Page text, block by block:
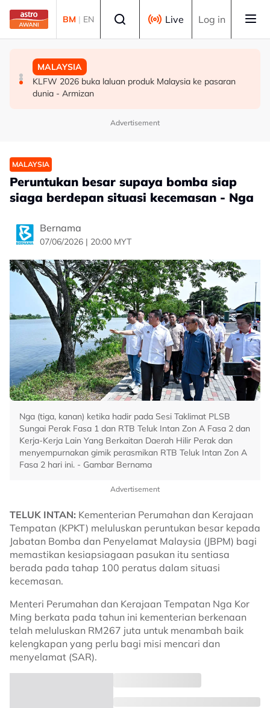
Skip to main content
BM | EN Live Log in
SUKAN
Era berakhir: John Cena beri penghormatan kepada AJ
Styles, Brock Lesnar
DUNIA
Gelombang haba: Rakyat Britain tidur di dapur, ambil
cuti
MALAYSIA
KLFW 2026 buka laluan produk Malaysia ke pasaran
dunia - Armizan
Advertisement
MALAYSIA
Peruntukan besar supaya bomba siap
siaga berdepan situasi kecemasan - Nga
Bernama
07/06/2026 | 20:00 MYT
Nga (tiga, kanan) ketika hadir pada Sesi Taklimat PLSB
Sungai Perak Fasa 1 dan RTB Teluk Intan Zon A Fasa 2 dan
Kerja-Kerja Lain Yang Berkaitan Daerah Hilir Perak dan
menyempurnakan gimik perasmikan RTB Teluk Intan Zon A
Fasa 2 hari ini. - Gambar Bernama
Advertisement
TELUK INTAN: Kementerian Perumahan dan Kerajaan
Tempatan (KPKT) meluluskan peruntukan besar kepada
Jabatan Bomba dan Penyelamat Malaysia (JBPM) bagi
memastikan kesiapsiagaan pasukan itu sentiasa
berada pada tahap 100 peratus dalam situasi
kecemasan.
Menteri Perumahan dan Kerajaan Tempatan Nga Kor
Ming berkata pada tahun ini kementerian berkenaan
telah meluluskan RM267 juta untuk menambah baik
kelengkapan yang perlu bagi misi mencari dan
menyelamat (SAR).